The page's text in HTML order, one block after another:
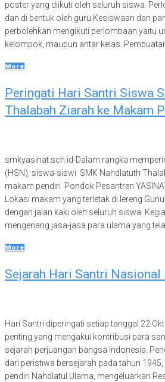
poster yang diikuti oleh seluruh siswa.
dan di bentuk oleh guru Kesiswaan dan
perbolehkan mengikuti perlombaan yaitu
kelompok, maupun antar kelas.
More
Peringati Hari Santri Siswa
Thalabah Ziarah ke Makam
smkyasinat.sch.id-Dalam rangka
(HSN), siswa-siswi SMK Nahdlatuth
makam pendiri Pondok Pesantren
Lokasi makam yang terletak di lereng
dengan jalan kaki oleh seluruh siswa.
mengenang jasa-jasa para ulama yang
More
Sejarah Hari Santri Nasional
Hari Santri diperingati setiap tanggal 22
penting yang mengakui kontribusi para
sejarah perjuangan bangsa Indonesia.
dari peristiwa bersejarah pada tahun 1945,
pendiri Nahdlatul Ulama, mengeluarkan